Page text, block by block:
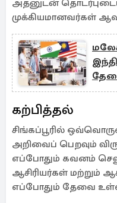
அதனுடன் தொடர்புடைய
முக்கியமானவர்கள்
கற்பித்தல்
சிங்கப்பூரில்
அறிவைப் பெறவும்
எப்போதும் கவனம்
ஆசிரியர்கள் மற்றும்
எப்போதும் தேவை